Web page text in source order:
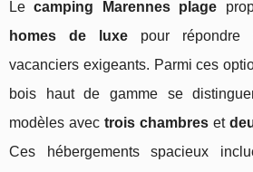
Lecamping Marennes plage
homes de luxe pour répondre
vacanciers exigeants. Parmi ces
bois haut de gamme se
modèles avectrois chambres et
Ces hébergements spacieux